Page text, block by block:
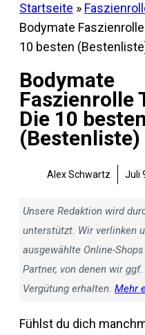
Startseite »
Bodymate
10 besten
Bodymate
Faszienrolle
Die 10 besten
(Bestenliste)
Alex Schwartz Juli
Unsere Redaktion wird
unterstützt. Wir verlinken
ausgewählte Online-
Partner, von denen wir
Vergütung erhalten. Mehr
Fühlst du dich